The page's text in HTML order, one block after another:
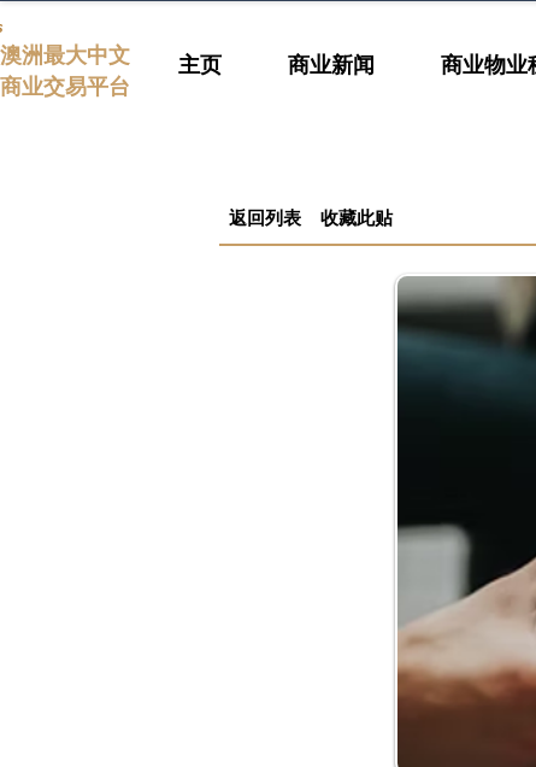
澳洲最大中文
商业交易平台
主页 商业新闻 商业物业
返回列表 收藏此贴